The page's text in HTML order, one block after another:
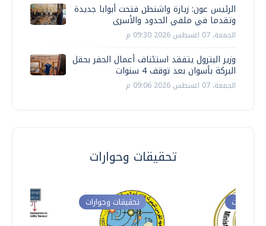
الرئيس عون: زيارة واشنطن فتحت أبوابا جديدة
وتقدما في ملفي الحدود والأسرى
الجمعة، 07 اغسطس 2026 09:30 م
وزير البترول يتفقد استئناف أعمال الحفر بحقل
البركة بأسوان بعد توقف 4 سنوات
الجمعة، 07 اغسطس 2026 09:06 م
تحقيقات وحوارات
تحقيقات وحوارات وحوارات